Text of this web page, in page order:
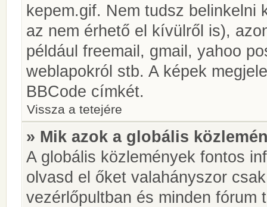
kepem.gif. Nem tudsz belinkelni
az nem érhető el kívülről is),
például freemail, gmail, yahoo
weblapokról stb. A képek
BBCode címkét.
Vissza a tetejére
» Mik azok a globális
A globális közlemények fontos
olvasd el őket valahányszor
vezérlőpultban és minden fórum